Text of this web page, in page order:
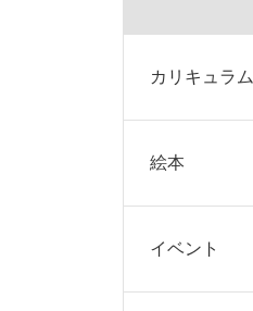
カリキュラム
絵本
イベント